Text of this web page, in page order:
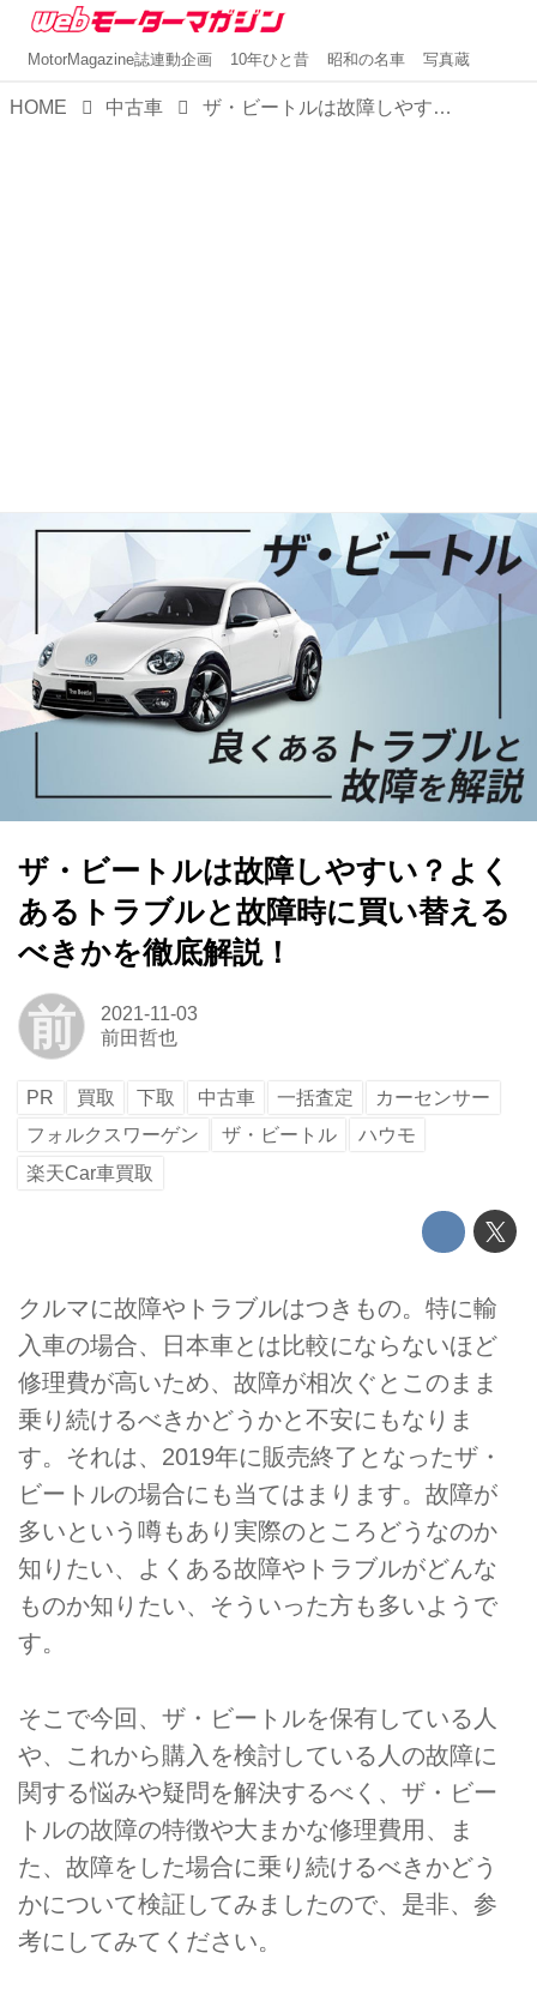
MotorMagazine誌連動企画 10年ひと昔 昭和の名車 写真蔵
HOME 中古車 ザ・ビートルは故障しやすい？よくあるトラブルと故障時に買い替えるべきかを徹底解説！
ザ・ビートルは故障しやすい？よく
あるトラブルと故障時に買い替える
べきかを徹底解説！
前
2021-11-03
前田哲也
PR 買取 下取 中古車 一括査定
カーセンサー
フォルクスワーゲン
ザ・ビートル
ハウモ
楽天Car車買取
クルマに故障やトラブルはつきもの。特に輸
入車の場合、日本車とは比較にならないほど
修理費が高いため、故障が相次ぐとこのまま
乗り続けるべきかどうかと不安にもなりま
す。それは、2019年に販売終了となったザ・
ビートルの場合にも当てはまります。故障が
多いという噂もあり実際のところどうなのか
知りたい、よくある故障やトラブルがどんな
ものか知りたい、そういった方も多いようで
す。
そこで今回、ザ・ビートルを保有している人
や、これから購入を検討している人の故障に
関する悩みや疑問を解決するべく、ザ・ビー
トルの故障の特徴や大まかな修理費用、ま
た、故障をした場合に乗り続けるべきかどう
かについて検証してみましたので、是非、参
考にしてみてください。